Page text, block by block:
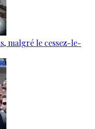
malgré le cessez-le-